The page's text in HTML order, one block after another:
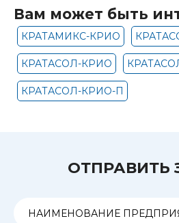
Вам может быть
КРАТАМИКС-КРИО
КРАТАСОЛ-КРИО
КРАТАСОЛ-КРИО-П
ОТПРАВИТЬ